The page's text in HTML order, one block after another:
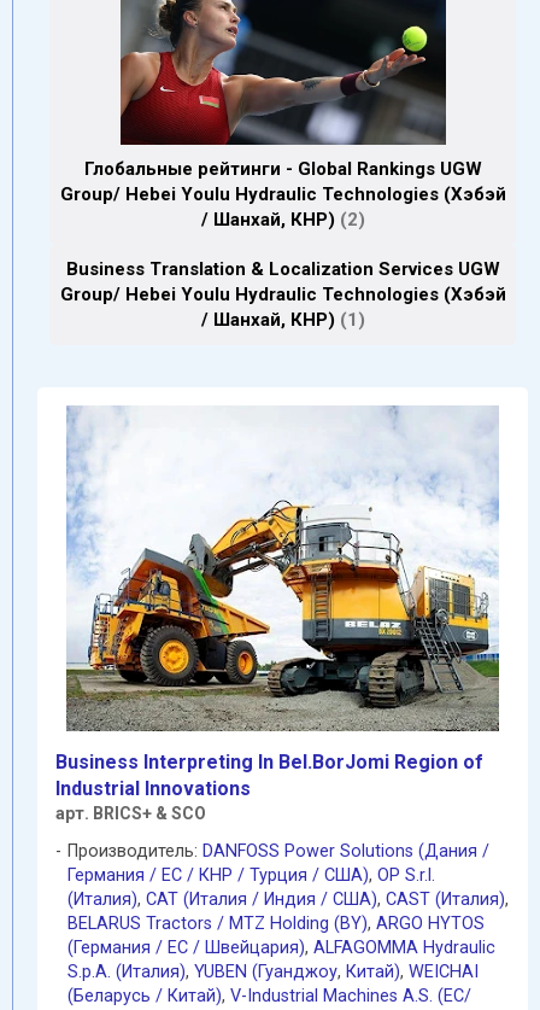
Глобальные рейтинги - Global Rankings UGW
Group/ Hebei Youlu Hydraulic Technologies (Хэбэй
/ Шанхай, КНР)
2
Business Translation & Localization Services UGW
Group/ Hebei Youlu Hydraulic Technologies (Хэбэй
/ Шанхай, КНР)
1
Business Interpreting In Bel.BorJomi Region of
Industrial Innovations
арт. BRICS+ & SCO
Производитель: DANFOSS Power Solutions (Дания /
Германия / EC / КНР / Турция / США), OP S.r.l.
(Италия), CAT (Италия / Индия / США), CAST (Италия),
BELARUS Tractors / MTZ Holding (BY), ARGO HYTOS
(Германия / EC / Швейцария), ALFAGOMMA Hydraulic
S.p.A. (Италия), YUBEN (Гуанджоу, Китай), WEICHAI
(Беларусь / Китай), V-Industrial Machines A.S. (EC/